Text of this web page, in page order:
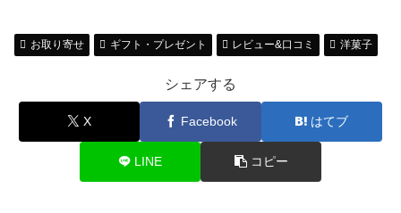
お取り寄せ ギフト・プレゼント レビュー&口コミ 洋菓子
シェアする
X Facebook はてブ
LINE コピー